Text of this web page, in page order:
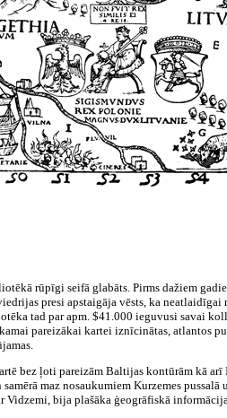
rūpīgi seifā glabāts. Pirms dažiem
presi apstaigāja vēsts, ka
tad par apm. $41.000 ieguvusi savai
pareizākai kartei iznīcinātas, atlantos
bez ļoti pareizām Baltijas kontūrām kā
maz nosaukumiem Kurzemes
Vidzemi, bija plašāka ģeogrāfiskā